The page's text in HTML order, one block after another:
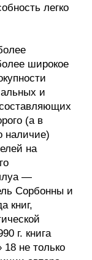
легко
широкое
и
(а в
наличие)
на
—
Сорбонны и
книг,
г. книга
18 не только